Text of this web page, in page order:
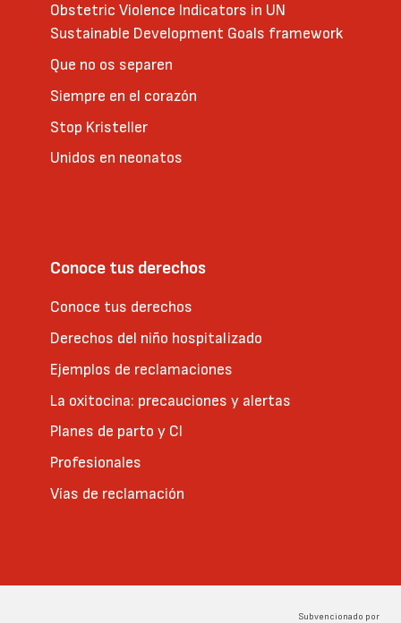
Obstetric Violence Indicators in UN
Sustainable Development Goals framework
Que no os separen
Siempre en el corazón
Stop Kristeller
Unidos en neonatos
Conoce tus derechos
Conoce tus derechos
Derechos del niño hospitalizado
Ejemplos de reclamaciones
La oxitocina: precauciones y alertas
Planes de parto y CI
Profesionales
Vías de reclamación
Subvencionado por